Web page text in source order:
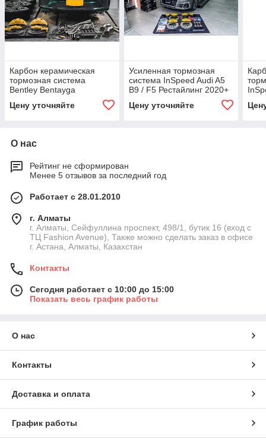
Карбон керамическая
тормозная система
Bentley Bentayga
Рестайлинг 2020+ Бентли
Тормоза Суппорт
Цену уточняйте
Усиленная тормозная
система InSpeed Audi A5
B9 / F5 Рестайлинг 2020+
диски Колодки
Цену уточняйте
О нас
Рейтинг не сформирован
Менее 5 отзывов за последний год
Работает с 28.01.2010
г. Алматы
г. Алматы, Сейфуллина проспект, 498/1, бутик 16 (вход с
ТЦ Fashion Avenue), Также можно сделать заказ в офисе
г. Астана, Алматы, Казахстан
Контакты
Сегодня работает с 10:00 до 15:00
Показать весь график работы
О нас
Контакты
Доставка и оплата
График работы